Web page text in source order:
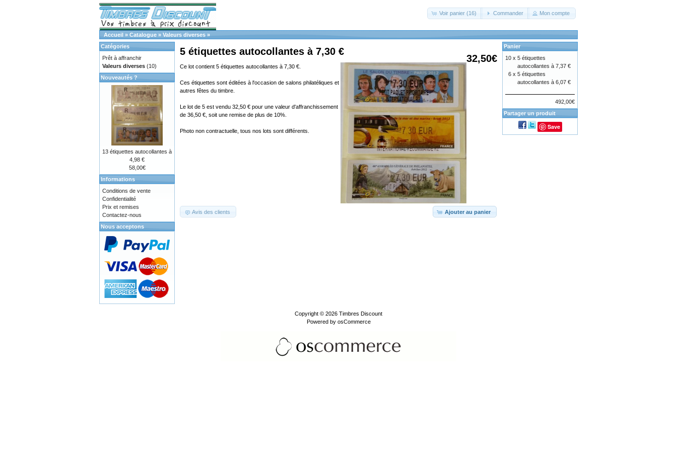
Voir panier (16) Commander Mon compte
Accueil » Catalogue » Valeurs diverses »
32,50€
5 étiquettes autocollantes à 7,30 €
Ce lot contient 5 étiquettes autocollantes à 7,30 €.
Ces étiquettes sont éditées à l'occasion de salons philatéliques et
autres fêtes du timbre.
Le lot de 5 est vendu 32,50 € pour une valeur d'affranchissement
de 36,50 €, soit une remise de plus de 10%.
Photo non contractuelle, tous nos lots sont différents.
Ajouter au panier
Avis des clients
Catégories
Prêt à affranchir
Valeurs diverses (10)
Nouveautés ?
13 étiquettes autocollantes à
4,98 €
58,00€
Informations
Conditions de vente
Confidentialité
Prix et remises
Contactez-nous
Nous acceptons
Panier
10 x 5 étiquettes
autocollantes à 7,37 €
6 x 5 étiquettes
autocollantes à 6,07 €
492,00€
Partager un produit
Save
Copyright © 2026 Timbres Discount
Powered by osCommerce